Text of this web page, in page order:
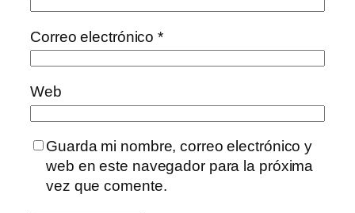
Correo electrónico*
Web
Guarda mi nombre, correo electrónico y
web en este navegador para la próxima
vez que comente.